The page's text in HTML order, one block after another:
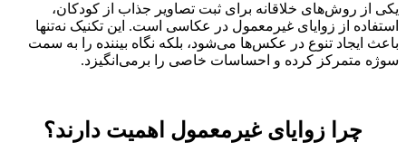
یکی از روش‌های خلاقانه برای ثبت تصاویر جذاب از کودکان،
استفاده از زوایای غیرمعمول در عکاسی است. این تکنیک نه‌تنها
باعث ایجاد تنوع در عکس‌ها می‌شود، بلکه نگاه بیننده را به سمت
سوژه متمرکز کرده و احساسات خاصی را برمی‌انگیزد.
چرا زوایای غیرمعمول اهمیت دارند؟